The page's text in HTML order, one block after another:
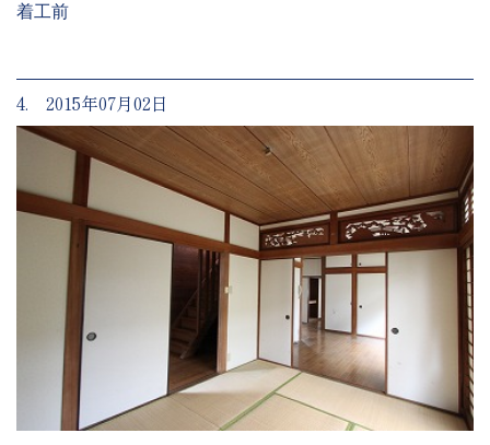
着工前
4. 2015年07月02日